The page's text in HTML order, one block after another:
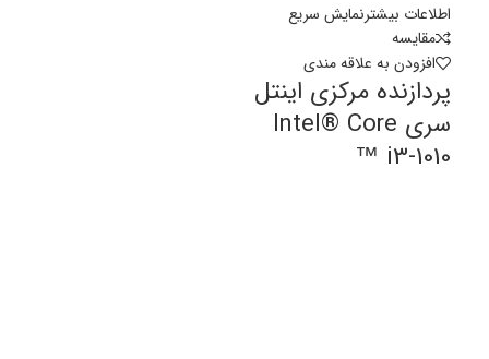
اطلاعات بیشترنمایش سریع
مقايسه
افزودن به علاقه مندی
پردازنده مرکزی اینتل
سری Intel® Core
™ i3-1010